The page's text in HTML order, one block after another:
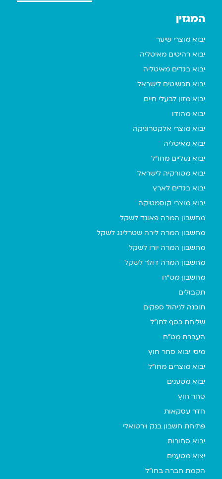
המגזין
יבוא מוצרי שיער
יבוא רהיטים מאיטליה
יבוא בגדים מאיטליה
יבוא תכשיטים לישראל
יבוא מזון לבעלי חיים
יבוא מהודו
יבוא מוצרי אלקטרוניקה
יבוא מאיטליה
יבוא נעליים מחו"ל
יבוא מטורקיה לישראל
יבוא בגדים לארץ
יבוא מוצרי קוסמטיקה
מחשבון המרה פאונד לשקל
מחשבון המרה לירה שטרלינג לשקל
מחשבון המרה יורו לשקל
מחשבון המרה דולר לשקל
מחשבון מט"ח
תקבולים
תוכנה לניהול ספקים
שליחת כסף לחו"ל
העברת מט"ח
מיסי יבוא סחר חוץ
יבוא מוצרים מחו"ל
יבוא מטענים
סחר חוץ
חדר עסקאות
פתיחת חשבון בנק וירטואלי
יבוא סחורות
יצוא מטענים
הקמת חברה בחו"ל